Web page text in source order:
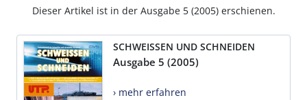
Dieser Artikel ist in der Ausgabe 5 (2005) erschienen.
SCHWEISSEN UND SCHNEIDEN
Ausgabe 5 (2005)
› mehr erfahren